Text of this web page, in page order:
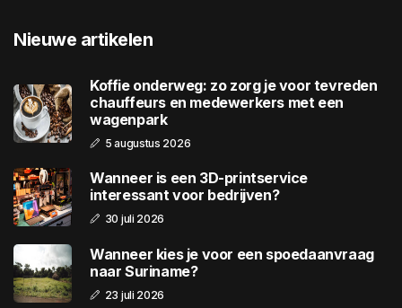
Nieuwe artikelen
Koffie onderweg: zo zorg je voor tevreden
chauffeurs en medewerkers met een
wagenpark
5 augustus 2026
Wanneer is een 3D-printservice
interessant voor bedrijven?
30 juli 2026
Wanneer kies je voor een spoedaanvraag
naar Suriname?
23 juli 2026